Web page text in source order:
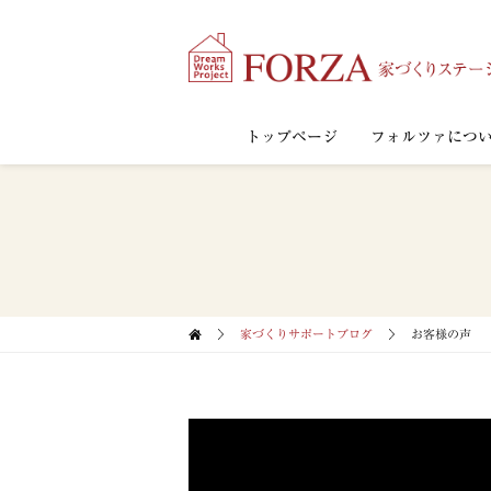
トップページ フォルツァにつ
家づくりサポートブログ お客様の声